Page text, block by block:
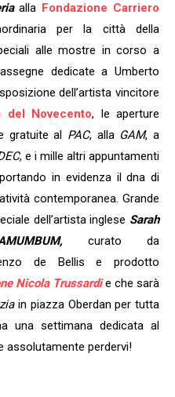
alla Fondazione Carriero
per la città della
alle mostre in corso a
dedicate a Umberto
dell’artista vincitore
del Novecento, le aperture
gratuite al
PAC, alla GAM, a
, e i mille altri appuntamenti
in evidenza il dna di
contemporanea. Grande
dell’artista inglese Sarah
curato da
de Bellis
e prodotto
Nicola Trussardi e che sarà
in piazza Oberdan per tutta
una settimana dedicata al
assolutamente perdervi!